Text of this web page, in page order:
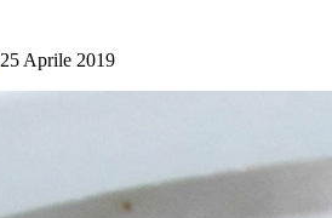
25 Aprile 2019